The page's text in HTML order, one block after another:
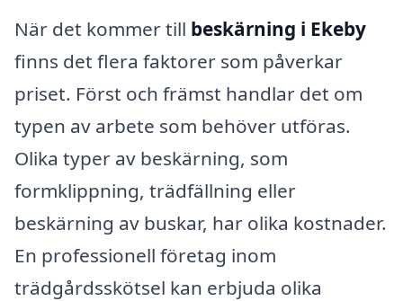
När det kommer till beskärning i Ekeby
finns det flera faktorer som påverkar
priset. Först och främst handlar det om
typen av arbete som behöver utföras.
Olika typer av beskärning, som
formklippning, trädfällning eller
beskärning av buskar, har olika kostnader.
En professionell företag inom
trädgårdsskötsel kan erbjuda olika